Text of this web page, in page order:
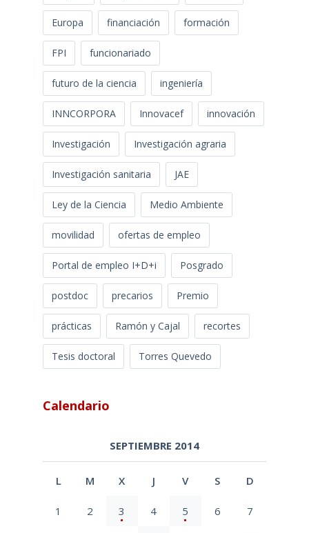
Europa financiación formación
FPI funcionariado
futuro de la ciencia ingeniería
INNCORPORA Innovacef innovación
Investigación Investigación agraria
Investigación sanitaria JAE
Ley de la Ciencia Medio Ambiente
movilidad ofertas de empleo
Portal de empleo I+D+i Posgrado
postdoc precarios Premio
prácticas Ramón y Cajal recortes
Tesis doctoral Torres Quevedo
Calendario
SEPTIEMBRE 2014
L M X J V S D
1 2 3 4 5 6 7